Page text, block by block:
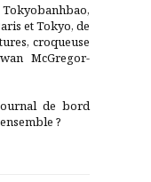
et Tokyo, de
croqueuse
McGregor-
de bord
?